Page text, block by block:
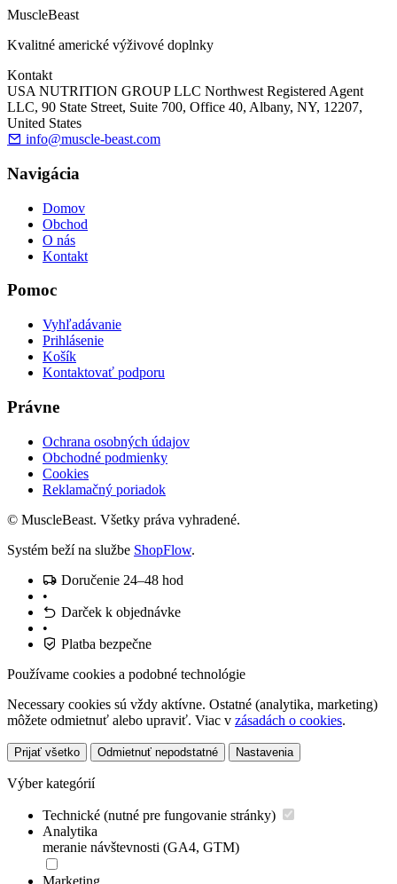
MuscleBeast
Kvalitné americké výživové doplnky
Kontakt
USA NUTRITION GROUP LLC Northwest Registered Agent
LLC, 90 State Street, Suite 700, Office 40, Albany, NY, 12207,
United States
info@muscle-beast.com
Navigácia
Domov
Obchod
O nás
Kontakt
Pomoc
Vyhľadávanie
Prihlásenie
Košík
Kontaktovať podporu
Právne
Ochrana osobných údajov
Obchodné podmienky
Cookies
Reklamačný poriadok
© MuscleBeast. Všetky práva vyhradené.
Systém beží na službe ShopFlow.
Doručenie 24–48 hod
•
Darček k objednávke
•
Platba bezpečne
Používame cookies a podobné technológie
Necessary cookies sú vždy aktívne. Ostatné (analytika, marketing)
môžete odmietnuť alebo upraviť. Viac v zásadách o cookies.
Prijať všetko Odmietnuť nepodstatné Nastavenia
Výber kategórií
Technické (nutné pre fungovanie stránky)
Analytika
meranie návštevnosti (GA4, GTM)
Marketing